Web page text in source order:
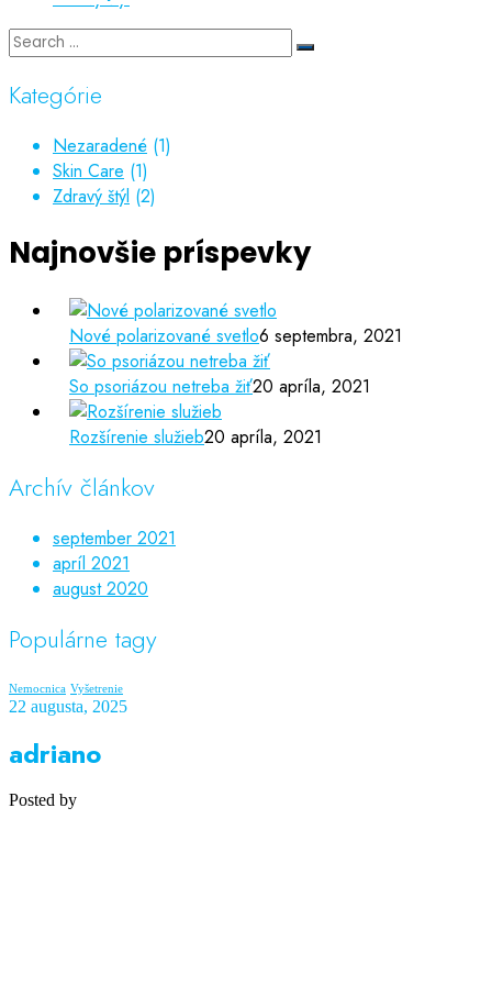
Kategórie
Nezaradené (1)
Skin Care (1)
Zdravý štýl (2)
Najnovšie príspevky
Nové polarizované svetlo6 septembra, 2021
So psoriázou netreba žiť20 apríla, 2021
Rozšírenie služieb20 apríla, 2021
Archív článkov
september 2021
apríl 2021
august 2020
Populárne tagy
Nemocnica Vyšetrenie
22 augusta, 2025
adriano
Posted by